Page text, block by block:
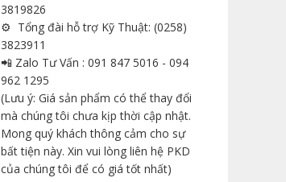
3819826
⚙ Tổng đài hỗ trợ Kỹ Thuật: (0258)
3823911
📲 Zalo Tư Vấn : 091 847 5016 - 094
962 1295
(Lưu ý: Giá sản phẩm có thể thay đổi
mà chúng tôi chưa kịp thời cập nhật.
Mong quý khách thông cảm cho sự
bất tiện này. Xin vui lòng liên hệ PKD
của chúng tôi để có giá tốt nhất)